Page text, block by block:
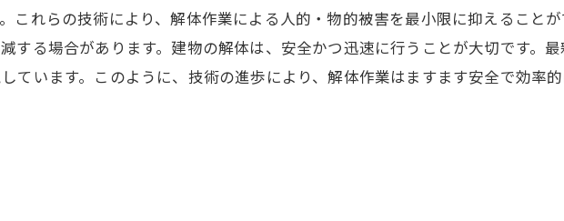
これらの技術により、解体作業による人的・物的被害を最小限に抑えること
する場合があります。建物の解体は、安全かつ迅速に行うことが大切です。
ています。このように、技術の進歩により、解体作業はますます安全で効率